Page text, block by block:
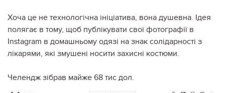
Хоча це не технологічна ініціатива, вона душевна. Ідея
полягає в тому, щоб публікувати свої фотографії в
Instagram в домашньому одязі на знак солідарності з
лікарями, які змушені носити захисні костюми.
Челендж зібрав майже 68 тис дол.